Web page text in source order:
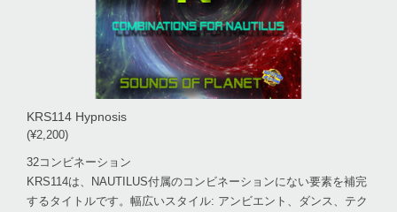
KRS114 Hypnosis
(¥2,200)
32コンビネーション
KRS114は、NAUTILUS付属のコンビネーションにない要素を補完
するタイトルです。幅広いスタイル: アンビエント、ダンス、テク